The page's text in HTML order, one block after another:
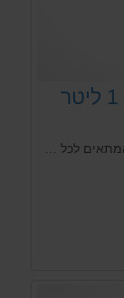
קנקן שתיה קרף כד זכוכית 1 ליטר